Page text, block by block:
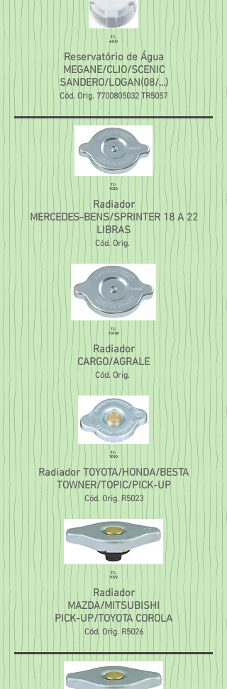
TC-
6400
Reservatório de Água
MEGANE/CLIO/SCENIC
SANDERO/LOGAN(08/...)
Cód. Orig. 7700805032 TR5057
TC-
7020
Radiador
MERCEDES-BENS/SPRINTER 18 A 22
LIBRAS
Cód. Orig.
TC-
7070F
Radiador
CARGO/AGRALE
Cód. Orig.
TC-
7090
Radiador TOYOTA/HONDA/BESTA
TOWNER/TOPIC/PICK-UP
Cód. Orig. R5023
TC-
7093
Radiador
MAZDA/MITSUBISHI
PICK-UP/TOYOTA COROLA
Cód. Orig. R5026